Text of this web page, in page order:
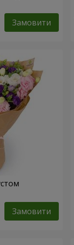
Замовити
Замовити